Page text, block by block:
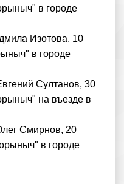
в городе
Изотова, 10
в городе
Султанов, 30
на въезде в
Смирнов, 20
в городе